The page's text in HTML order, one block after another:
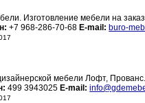
Изготовление мебели на
+7 968-286-70-68 E-mail: buro-
мебели Лофт, Прованс.
499 3943025 E-mail: